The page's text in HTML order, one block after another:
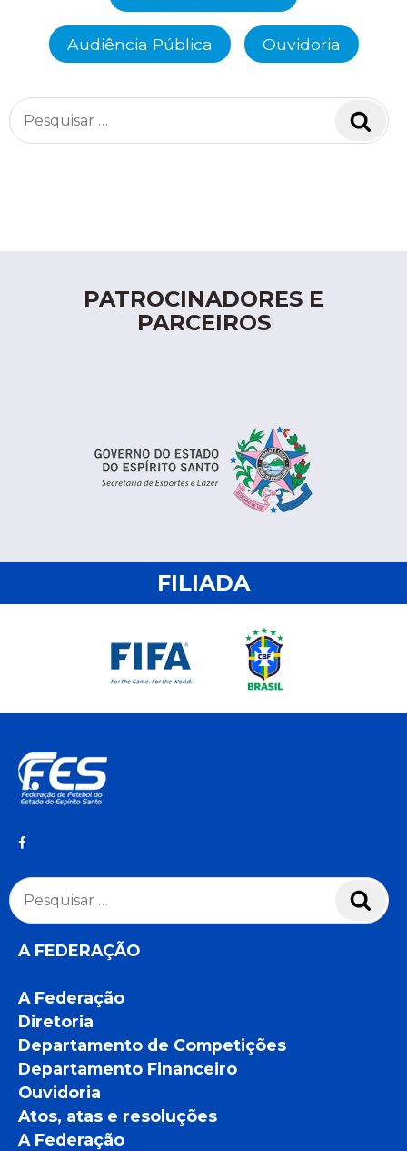
Audiência Pública Ouvidoria
Pesquisar
por:
PATROCINADORES E
PARCEIROS
FILIADA
Pesquisar
por:
A FEDERAÇÃO
A Federação
Diretoria
Departamento de Competições
Departamento Financeiro
Ouvidoria
Atos, atas e resoluções
A Federação